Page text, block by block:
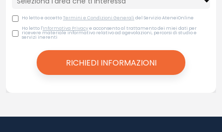
Ho letto e accettoTermini e Condizioni Generali del Servizio AteneiOnline
Ho letto l'Informativa Privacye acconsento al trattamento dei miei dati per
ricevere materiale informativo relativo ad agevolazioni, percorsi di studio e
servizi inerenti